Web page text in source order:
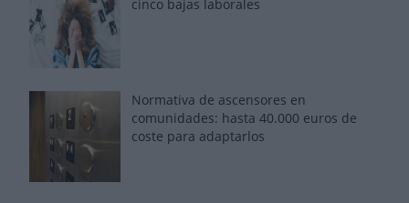
cinco bajas laborales
Normativa de ascensores en
comunidades: hasta 40.000 euros de
coste para adaptarlos